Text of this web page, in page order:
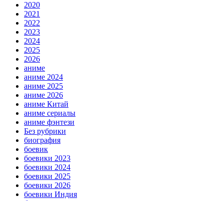
2020
2021
2022
2023
2024
2025
2026
аниме
аниме 2024
аниме 2025
аниме 2026
аниме Китай
аниме сериалы
аниме фэнтези
Без рубрики
биография
боевик
боевики 2023
боевики 2024
боевики 2025
боевики 2026
боевики Индия